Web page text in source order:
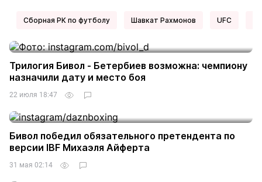
Сборная РК по футболу Шавкат Рахмонов UFC
Трилогия Бивол - Бетербиев возможна: чемпиону
назначили дату и место боя
22 июля 18:47
Бивол победил обязательного претендента по
версии IBF Михаэля Айферта
31 мая 02:14